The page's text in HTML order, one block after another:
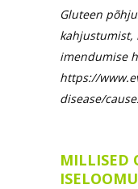
Gluteen
kahjustumist,
imendumise
https://
disease/
MILLISED